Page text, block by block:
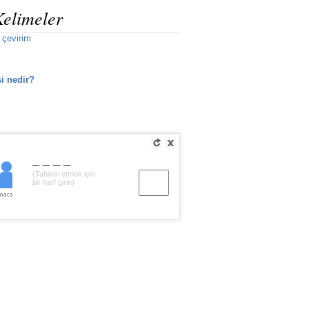
çevirim
nedir?
(Tahmin etmek için
bir harf girin)